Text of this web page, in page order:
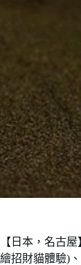
【日本，名古
繪招財貓體驗)